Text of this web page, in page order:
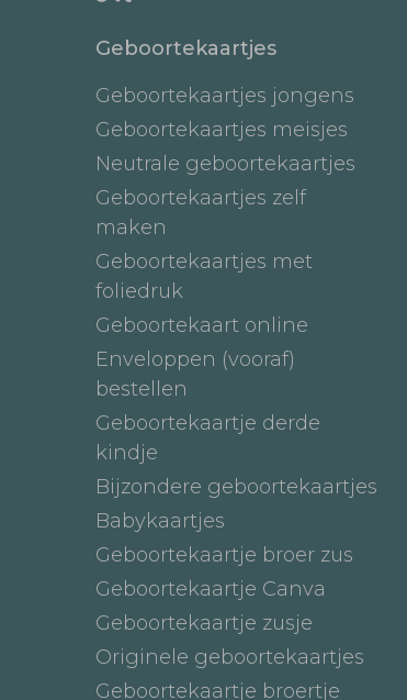
Geboortekaartjes
Geboortekaartjes jongens
Geboortekaartjes meisjes
Neutrale geboortekaartjes
Geboortekaartjes zelf
maken
Geboortekaartjes met
foliedruk
Geboortekaart online
Enveloppen (vooraf)
bestellen
Geboortekaartje derde
kindje
Bijzondere geboortekaartjes
Babykaartjes
Geboortekaartje broer zus
Geboortekaartje Canva
Geboortekaartje zusje
Originele geboortekaartjes
Geboortekaartje broertje